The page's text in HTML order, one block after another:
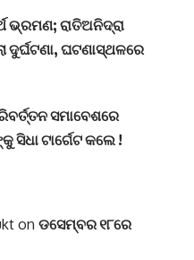
ଭ୍ରମଣ; ରାତିଅନିଦ୍ରା
ଦୁର୍ଘଟଣା, ଘଟଣାସ୍ଥଳରେ
ସମାବେଶରେ
ସିଧା ଟାର୍ଗେଟ କଲେ !
on ଡସେମ୍ବର ୧୮ରେ